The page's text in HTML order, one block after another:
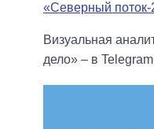
«Северный поток-
Визуальная
дело» – в